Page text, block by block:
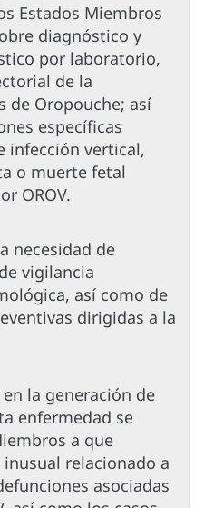
Estados Miembros
diagnóstico y
por laboratorio,
de la
de Oropouche; así
específicas
infección vertical,
o muerte fetal
OROV.
necesidad de
vigilancia
así como de
dirigidas a la
la generación de
enfermedad se
a que
relacionado a
asociadas